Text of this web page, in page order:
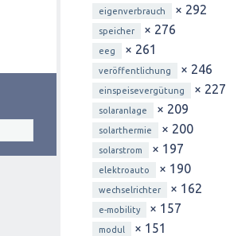
eigenverbrauch × 292
speicher × 276
eeg × 261
veröffentlichung × 246
einspeisevergütung × 227
solaranlage × 209
solarthermie × 200
solarstrom × 197
elektroauto × 190
wechselrichter × 162
e-mobility × 157
modul × 151